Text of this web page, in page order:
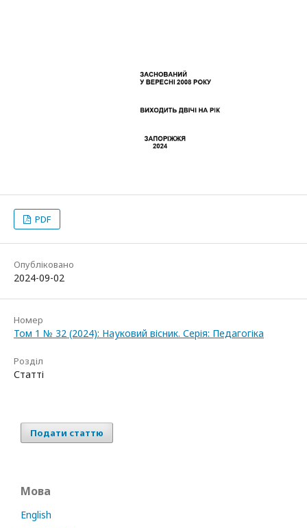
PDF
Опубліковано
2024-09-02
Номер
Том 1 № 32 (2024): Науковий вісник. Серія: Педагогіка
Розділ
Статті
Подати статтю
Мова
English